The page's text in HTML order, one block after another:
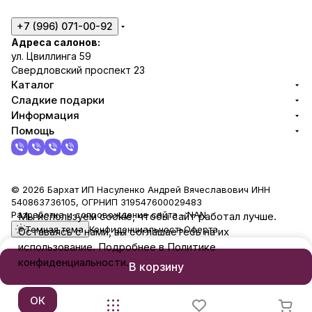
В корзину
+7 (996) 071-00-92
Адреса салонов:
ул. Цвиллинга 59
Свердловский проспект 23
Каталог
Сладкие подарки
Информация
Помощь
© 2026 Бархат ИП Насуленко Андрей Вячеславович ИНН
540863736105, ОГРНИП 319547600029483
Разработка и сопровождение сайта -NAN
Темная тема КонфиденциальностьОферта
Мы используем cookie, чтобы сайт работал лучше.
Оставаясь с нами, вы соглашаетесь на их
использование. Подробнее в Политике
конфиденциальности.
ОК